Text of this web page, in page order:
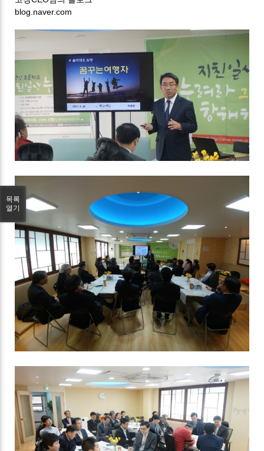
blog.naver.com
목록
열기